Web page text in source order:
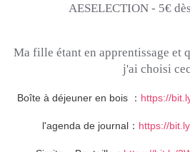
AESELECTION - 5€ dès
Ma fille étant en apprentissage et
j'ai choisi
Boîte à déjeuner en bois ： https://
l'agenda de journal： https://